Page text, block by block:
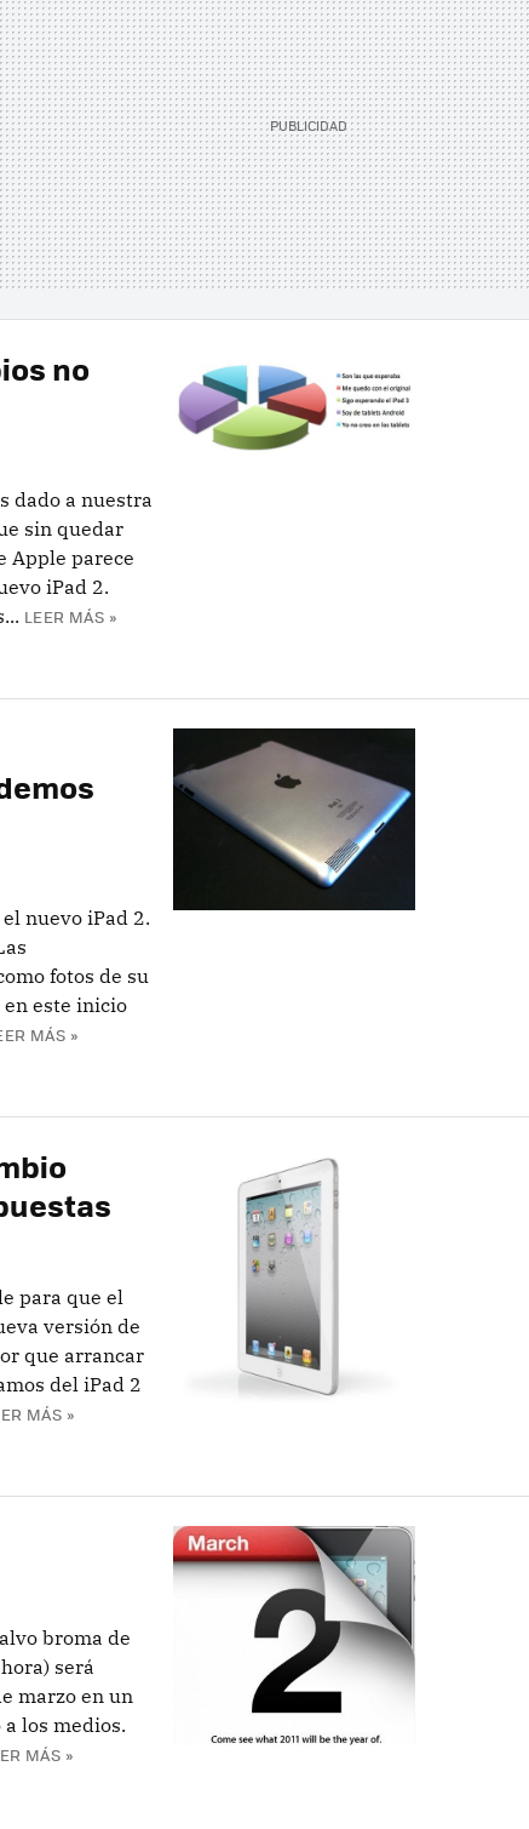
no
dado a nuestra
sin quedar
Apple parece
iPad 2.
LEER MÁS »
nuevo iPad 2.
fotos de su
este inicio
MÁS »
para que el
versión de
que arrancar
del iPad 2
MÁS »
broma de
será
marzo en un
los medios.
MÁS »